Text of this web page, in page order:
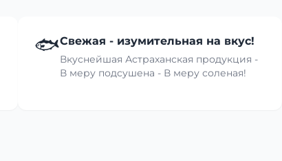
🐟Свежая - изумительная на вкус!
Вкуснейшая Астраханская продукция -
В меру подсушена - В меру соленая!